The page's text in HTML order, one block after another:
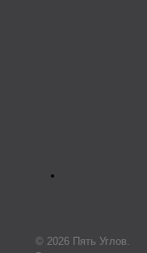
© 2026 Пять Углов.